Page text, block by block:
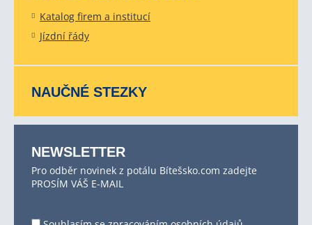
Katalog firem a institucí
Jízdní řády
NAUČNÉ STEZKY
NEWSLETTER
Pro odběr novinek z potálu Bítešsko.com zadejte
PROSÍM VÁŠ E-MAIL